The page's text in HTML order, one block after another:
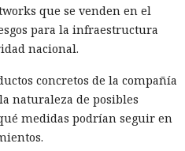
que se venden en el
para la infraestructura
nacional.
concretos de la compañía
naturaleza de posibles
medidas podrían seguir en